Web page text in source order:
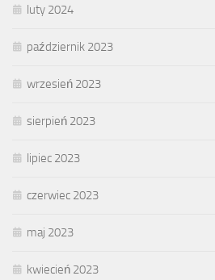
luty 2024
październik 2023
wrzesień 2023
sierpień 2023
lipiec 2023
czerwiec 2023
maj 2023
kwiecień 2023